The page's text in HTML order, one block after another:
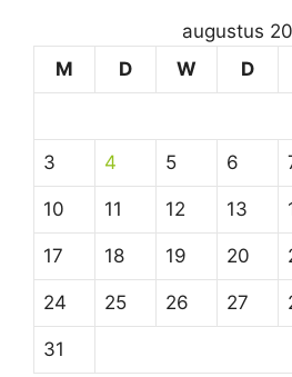
augustus
M
D W D
3 4 5 6
10 11 12 13
17 18 19 20
24 25 26 27
31